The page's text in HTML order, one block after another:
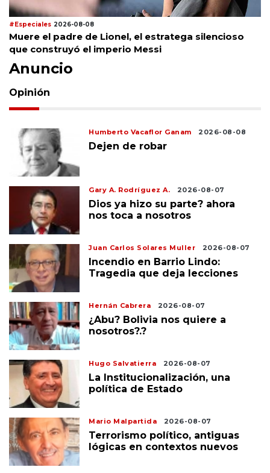
#Especiales 2026-08-08
Muere el padre de Lionel, el estratega silencioso
que construyó el imperio Messi
Anuncio
Opinión
Humberto Vacaflor Ganam 2026-08-08
Dejen de robar
Gary A. Rodríguez A. 2026-08-07
Dios ya hizo su parte? ahora
nos toca a nosotros
Juan Carlos Solares Muller 2026-08-07
Incendio en Barrio Lindo:
Tragedia que deja lecciones
Hernán Cabrera 2026-08-07
¿Abu? Bolivia nos quiere a
nosotros?.?
Hugo Salvatierra 2026-08-07
La Institucionalización, una
política de Estado
Mario Malpartida 2026-08-07
Terrorismo político, antiguas
lógicas en contextos nuevos